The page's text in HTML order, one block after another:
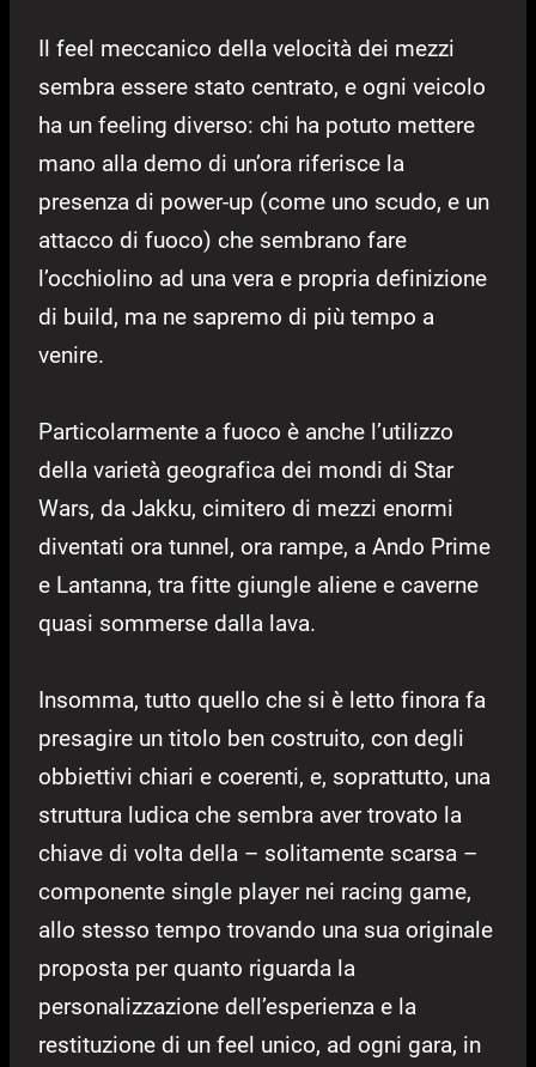
Il feel meccanico della velocità dei mezzi
sembra essere stato centrato, e ogni veicolo
ha un feeling diverso: chi ha potuto mettere
mano alla demo di un’ora riferisce la
presenza di power-up (come uno scudo, e un
attacco di fuoco) che sembrano fare
l’occhiolino ad una vera e propria definizione
di build, ma ne sapremo di più tempo a
venire.
Particolarmente a fuoco è anche l’utilizzo
della varietà geografica dei mondi di Star
Wars, da Jakku, cimitero di mezzi enormi
diventati ora tunnel, ora rampe, a Ando Prime
e Lantanna, tra fitte giungle aliene e caverne
quasi sommerse dalla lava.
Insomma, tutto quello che si è letto finora fa
presagire un titolo ben costruito, con degli
obbiettivi chiari e coerenti, e, soprattutto, una
struttura ludica che sembra aver trovato la
chiave di volta della – solitamente scarsa –
componente single player nei racing game,
allo stesso tempo trovando una sua originale
proposta per quanto riguarda la
personalizzazione dell’esperienza e la
restituzione di un feel unico, ad ogni gara, in